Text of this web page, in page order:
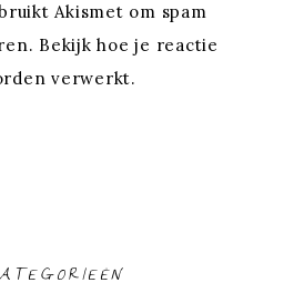
Akismet om spam
Bekijk hoe je reactie
verwerkt.